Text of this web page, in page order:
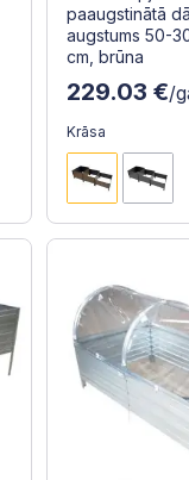
paaugstinātā
augstums 50-
cm, brūna
229.03 €/
Krāsa